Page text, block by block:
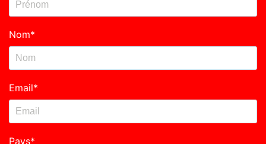
Nom*
Email*
Pays*